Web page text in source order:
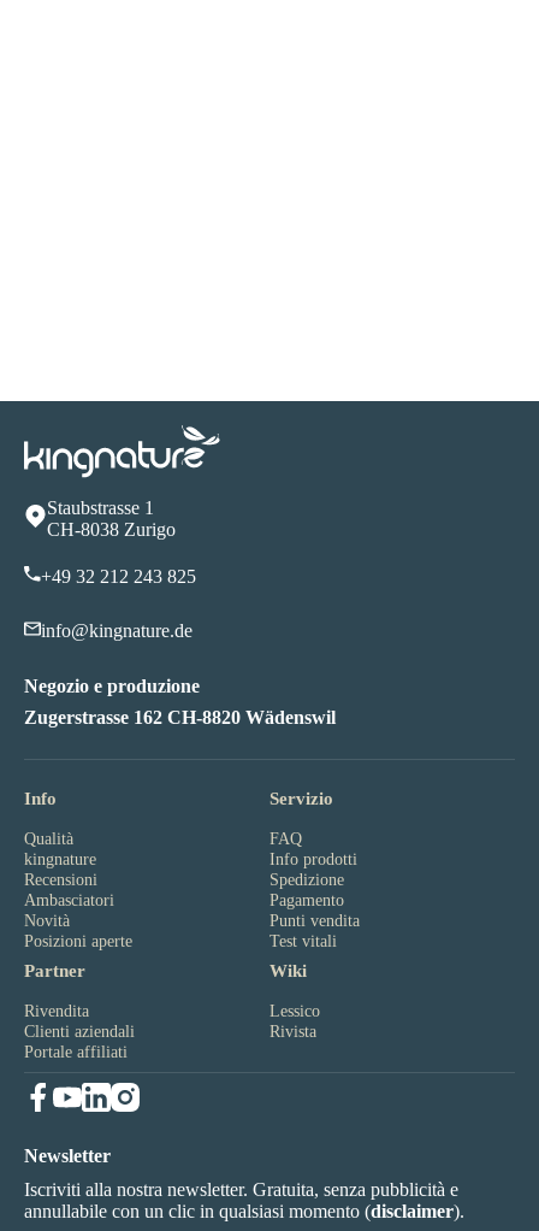
Staubstrasse 1
CH-8038 Zurigo
+49 32 212 243 825
info@kingnature.de
Negozio e produzione
Zugerstrasse 162 CH-8820 Wädenswil
Info
Qualità
kingnature
Recensioni
Ambasciatori
Novità
Posizioni aperte
Servizio
FAQ
Info prodotti
Spedizione
Pagamento
Punti vendita
Test vitali
Partner
Rivendita
Clienti aziendali
Portale affiliati
Wiki
Lessico
Rivista
Newsletter
Iscriviti alla nostra newsletter. Gratuita, senza pubblicità e
annullabile con un clic in qualsiasi momento (disclaimer).